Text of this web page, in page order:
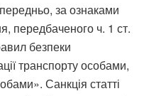
за ознаками
передбаченого ч. 1 ст.
безпеки
транспорту особами,
Санкція статті